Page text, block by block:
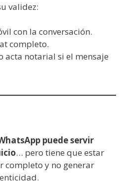
validez:
con la conversación.
completo.
acta notarial si el mensaje
puede servir
… pero tiene que estar
completo y no generar